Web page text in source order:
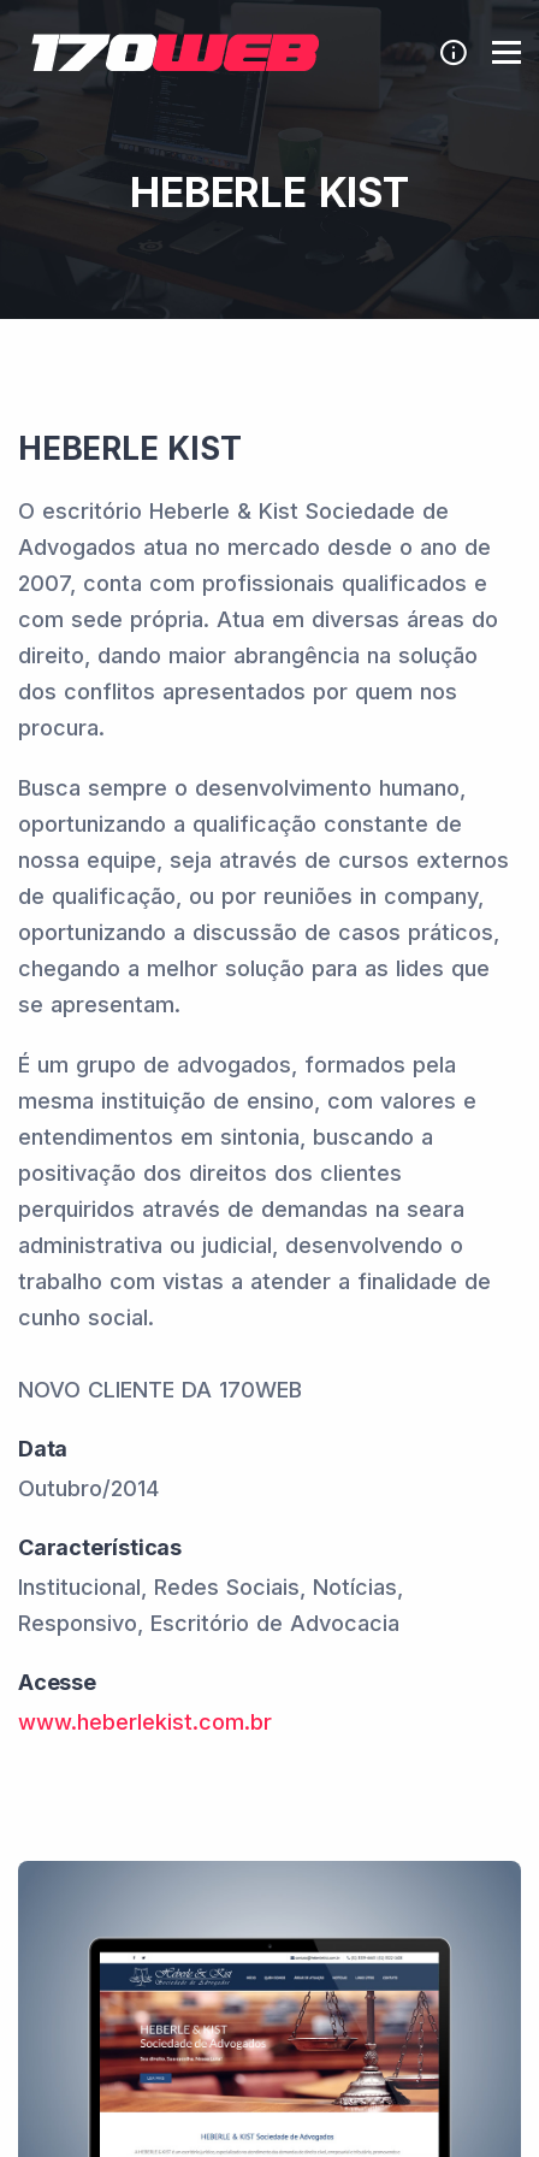
HEBERLE KIST
HEBERLE KIST
O escritório Heberle & Kist Sociedade de
Advogados atua no mercado desde o ano de
2007, conta com profissionais qualificados e
com sede própria. Atua em diversas áreas do
direito, dando maior abrangência na solução
dos conflitos apresentados por quem nos
procura.
Busca sempre o desenvolvimento humano,
oportunizando a qualificação constante de
nossa equipe, seja através de cursos externos
de qualificação, ou por reuniões in company,
oportunizando a discussão de casos práticos,
chegando a melhor solução para as lides que
se apresentam.
É um grupo de advogados, formados pela
mesma instituição de ensino, com valores e
entendimentos em sintonia, buscando a
positivação dos direitos dos clientes
perquiridos através de demandas na seara
administrativa ou judicial, desenvolvendo o
trabalho com vistas a atender a finalidade de
cunho social.
NOVO CLIENTE DA 170WEB
Data
Outubro/2014
Características
Institucional, Redes Sociais, Notícias,
Responsivo, Escritório de Advocacia
Acesse
www.heberlekist.com.br